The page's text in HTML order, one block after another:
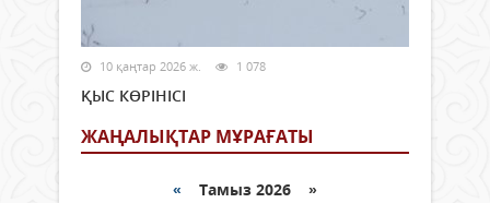
10 қаңтар 2026 ж. 1 078
ҚЫС КӨРІНІСІ
ЖАҢАЛЫҚТАР МҰРАҒАТЫ
« Тамыз 2026 »